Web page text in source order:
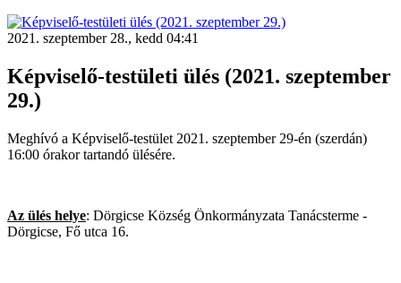
2021. szeptember 28., kedd 04:41
Képviselő-testületi ülés (2021. szeptember
29.)
Meghívó a Képviselő-testület 2021. szeptember 29-én (szerdán)
16:00 órakor tartandó ülésére.
Az ülés helye: Dörgicse Község Önkormányzata Tanácsterme -
Dörgicse, Fő utca 16.